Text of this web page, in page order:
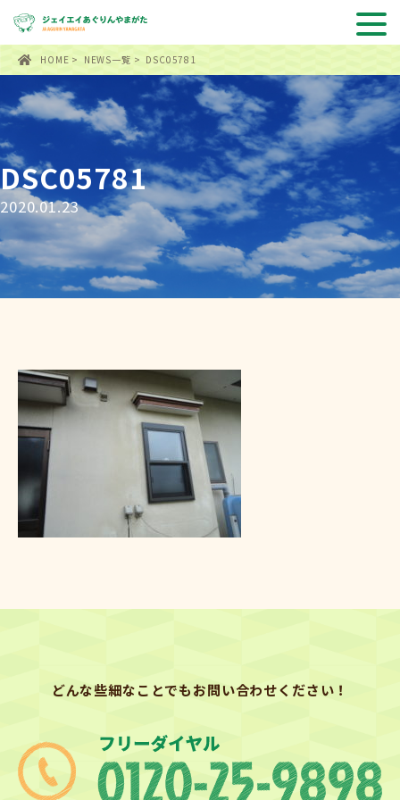
HOME > NEWS一覧 > DSC05781
DSC05781
2020.01.23
どんな些細なことでもお問い合わせください！